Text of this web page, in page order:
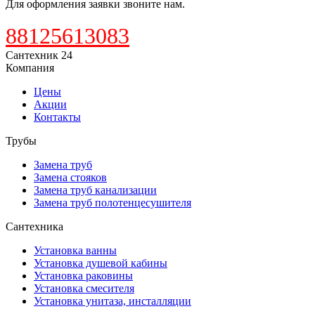
Для оформления заявки звоните нам.
88125613083
Сантехник 24
Компания
Цены
Акции
Контакты
Трубы
Замена труб
Замена стояков
Замена труб канализации
Замена труб полотенцесушителя
Сантехника
Установка ванны
Установка душевой кабины
Установка раковины
Установка смесителя
Установка унитаза, инсталляции